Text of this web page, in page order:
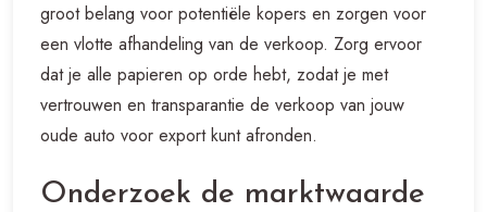
groot belang voor potentiële kopers en zorgen voor
een vlotte afhandeling van de verkoop. Zorg ervoor
dat je alle papieren op orde hebt, zodat je met
vertrouwen en transparantie de verkoop van jouw
oude auto voor export kunt afronden.
Onderzoek de marktwaarde